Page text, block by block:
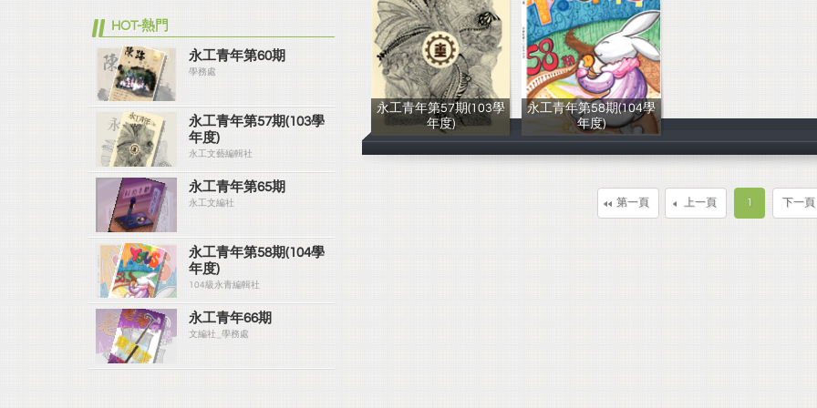
永工青年第57期(103學
年度)
永工文藝編輯社
永工青年第58期(104學
年度)
104級永青編輯
第一頁 上一頁 1 下一頁
HOT-熱門
永工青年第60期
學務處
永工青年第57期(103學
年度)
永工文藝編輯社
永工青年第65期
永工文編社
永工青年第58期(104學
年度)
104級永青編輯社
永工青年66期
文編社_學務處